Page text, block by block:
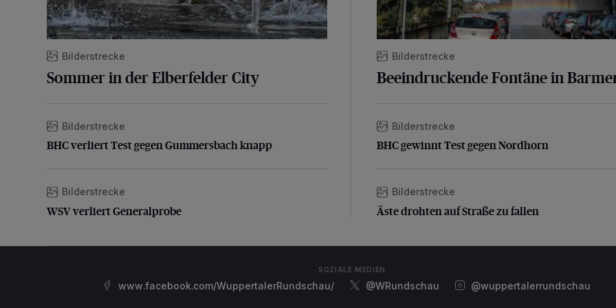
Bilderstrecke
Sommer in der Elberfelder City
BHC verliert Test gegen Gummersbach knapp
Bilderstrecke
BHC verliert Test gegen Gummersbach knapp
WSV verliert Generalprobe
Bilderstrecke
WSV verliert Generalprobe
Bilderstrecke
Beeindruckende Fontäne in
BHC gewinnt Test gegen Nordhorn
Bilderstrecke
BHC gewinnt Test gegen Nordhorn
Äste drohten auf Straße zu fallen
Bilderstrecke
Äste drohten auf Straße zu fallen
SOZIALE MEDIEN
www.facebook.com/WuppertalerRundschau/ @WRundschau @wuppertalerrundschau